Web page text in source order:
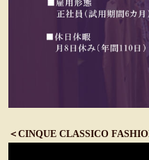
＜CINQUE CLASSICO